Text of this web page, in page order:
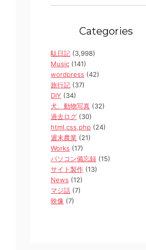
Categories
駄日記 (3,998)
Music (141)
wordpress (42)
旅行記 (37)
DIY (34)
犬、動物写真 (32)
過去ログ (30)
html,css,php (24)
週末農業 (21)
Works (17)
パソコン備忘録 (15)
サイト製作 (13)
News (12)
マジ話 (7)
映像 (7)